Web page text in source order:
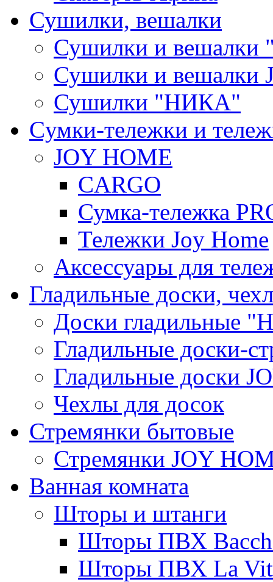
Сушилки, вешалки
Сушилки и вешалки
Сушилки и вешалки
Сушилки "НИКА"
Cумки-тележки и
JOY HOME
CARGO
Сумка-тележка
Тележки Joy Home
Аксессуары для
Гладильные доски,
Доски гладильные
Гладильные доски-
Гладильные доски
Чехлы для досок
Стремянки бытовые
Стремянки JOY
Ванная комната
Шторы и штанги
Шторы ПВХ
Шторы ПВХ La